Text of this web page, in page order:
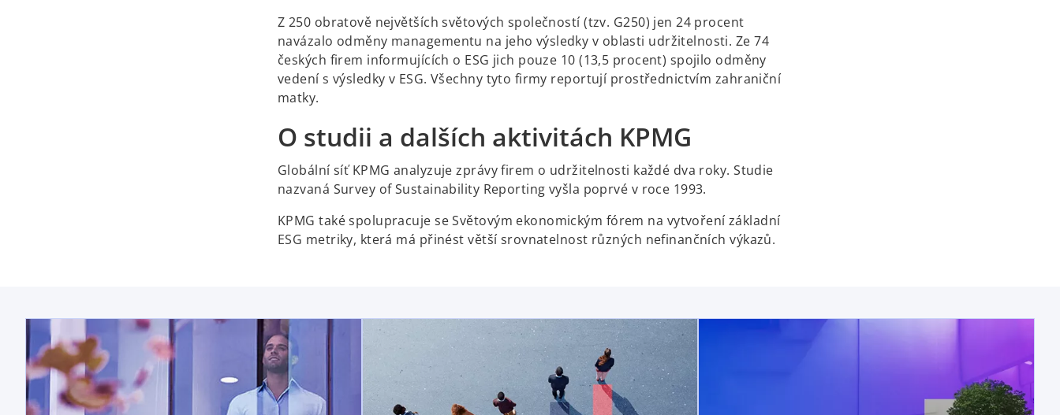
Z 250 obratově největších světových společností (tzv. G250) jen 24 procent
navázalo odměny managementu na jeho výsledky v oblasti udržitelnosti. Ze 74
českých firem informujících o ESG jich pouze 10 (13,5 procent) spojilo odměny
vedení s výsledky v ESG. Všechny tyto firmy reportují prostřednictvím zahraniční
matky.
O studii a dalších aktivitách KPMG
Globální síť KPMG analyzuje zprávy firem o udržitelnosti každé dva roky. Studie
nazvaná Survey of Sustainability Reporting vyšla poprvé v roce 1993.
KPMG také spolupracuje se Světovým ekonomickým fórem na vytvoření základní
ESG metriky, která má přinést větší srovnatelnost různých nefinančních výkazů.
opens in a new tab opens in a new tab